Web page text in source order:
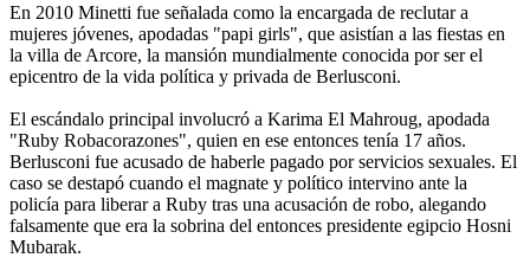
En 2010 Minetti fue señalada como la encargada de reclutar a
mujeres jóvenes, apodadas "papi girls", que asistían a las fiestas en
la villa de Arcore, la mansión mundialmente conocida por ser el
epicentro de la vida política y privada de Berlusconi.
El escándalo principal involucró a Karima El Mahroug, apodada
"Ruby Robacorazones", quien en ese entonces tenía 17 años.
Berlusconi fue acusado de haberle pagado por servicios sexuales. El
caso se destapó cuando el magnate y político intervino ante la
policía para liberar a Ruby tras una acusación de robo, alegando
falsamente que era la sobrina del entonces presidente egipcio Hosni
Mubarak.